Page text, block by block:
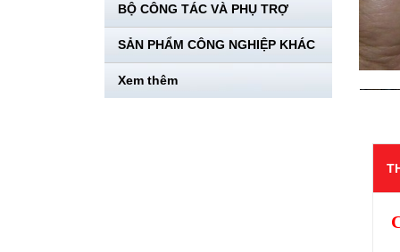
BỘ CÔNG TÁC VÀ PHỤ TRỢ
SẢN PHẨM CÔNG NGHIỆP KHÁC
Xem thêm